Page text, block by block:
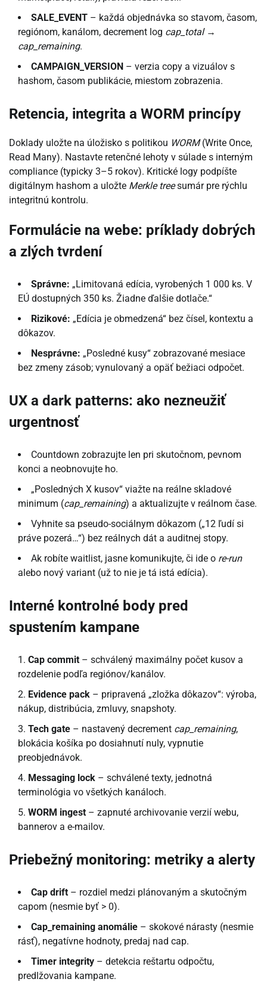
SALE_EVENT – každá objednávka so stavom, časom,
regiónom, kanálom, decrement log cap_total→
cap_remaining.
CAMPAIGN_VERSION – verzia copy a vizuálov s
hashom, časom publikácie, miestom zobrazenia.
Retencia, integrita a WORM princípy
Doklady uložte na úložisko s politikou WORM(Write Once,
Read Many). Nastavte retenčné lehoty v súlade s interným
compliance (typicky 3–5 rokov). Kritické logy podpíšte
digitálnym hashom a uložte Merkle treesumár pre rýchlu
integritnú kontrolu.
Formulácie na webe: príklady dobrých
a zlých tvrdení
Správne: „Limitovaná edícia, vyrobených 1 000 ks. V
EÚ dostupných 350 ks. Žiadne ďalšie dotlače.“
Rizikové: „Edícia je obmedzená“ bez čísel, kontextu a
dôkazov.
Nesprávne: „Posledné kusy“ zobrazované mesiace
bez zmeny zásob; vynulovaný a opäť bežiaci odpočet.
UX a dark patterns: ako nezneužiť
urgentnosť
Countdown zobrazujte len pri skutočnom, pevnom
konci a neobnovujte ho.
„Posledných X kusov“ viažte na reálne skladové
minimum (cap_remaining) a aktualizujte v reálnom čase.
Vyhnite sa pseudo-sociálnym dôkazom („12 ľudí si
práve pozerá…“) bez reálnych dát a auditnej stopy.
Ak robíte waitlist, jasne komunikujte, či ide o re-run
alebo nový variant (už to nie je tá istá edícia).
Interné kontrolné body pred
spustením kampane
Cap commit – schválený maximálny počet kusov a
rozdelenie podľa regiónov/kanálov.
Evidence pack – pripravená „zložka dôkazov“: výroba,
nákup, distribúcia, zmluvy, snapshoty.
Tech gate – nastavený decrement cap_remaining,
blokácia košíka po dosiahnutí nuly, vypnutie
preobjednávok.
Messaging lock – schválené texty, jednotná
terminológia vo všetkých kanáloch.
WORM ingest – zapnuté archivovanie verzií webu,
bannerov a e-mailov.
Priebežný monitoring: metriky a alerty
Cap drift – rozdiel medzi plánovaným a skutočným
capom (nesmie byť > 0).
Cap_remaining anomálie – skokové nárasty (nesmie
rásť), negatívne hodnoty, predaj nad cap.
Timer integrity – detekcia reštartu odpočtu,
predlžovania kampane.